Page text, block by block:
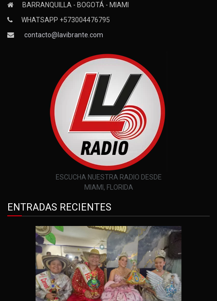
BARRANQUILLA - BOGOTÁ - MIAMI
WHATSAPP +573004476795
contacto@lavibrante.com
ESCUCHA NUESTRA RADIO DESDE
MIAMI, FLORIDA
ENTRADAS RECIENTES